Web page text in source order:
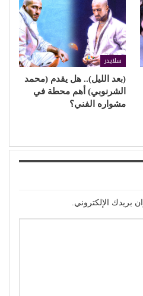
سلايدر
(بعد الليل).. هل يقدم (محمد
الشرنوبي) أهم محطة في
مشواره الفني؟
بريدك الإلكتروني.